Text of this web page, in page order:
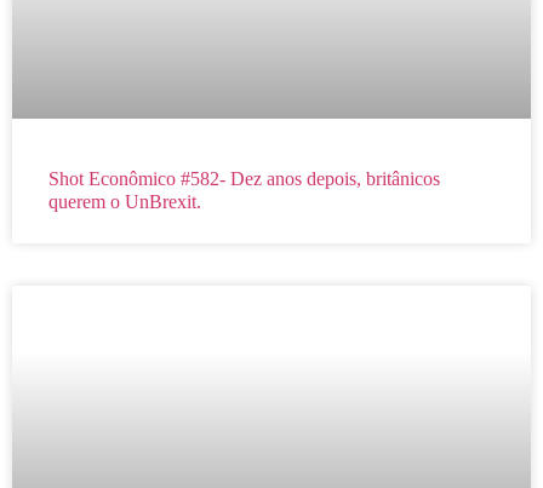
Shot Econômico #582- Dez anos depois, britânicos
querem o UnBrexit.